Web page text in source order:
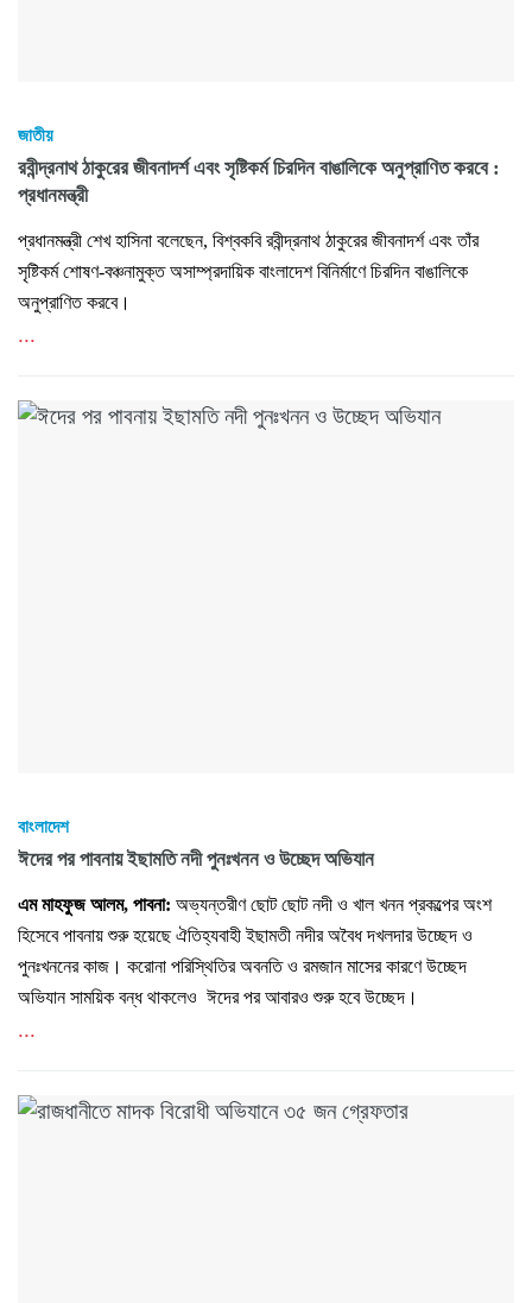
জাতীয়
রবীন্দ্রনাথ ঠাকুরের জীবনাদর্শ এবং সৃষ্টিকর্ম চিরদিন বাঙালিকে অনুপ্রাণিত করবে :
প্রধানমন্ত্রী
প্রধানমন্ত্রী শেখ হাসিনা বলেছেন, বিশ্বকবি রবীন্দ্রনাথ ঠাকুরের জীবনাদর্শ এবং তাঁর
সৃষ্টিকর্ম শোষণ-বঞ্চনামুক্ত অসাম্প্রদায়িক বাংলাদেশ বিনির্মাণে চিরদিন বাঙালিকে
অনুপ্রাণিত করবে।
...
বাংলাদেশ
ঈদের পর পাবনায় ইছামতি নদী পুনঃখনন ও উচ্ছেদ অভিযান
এম মাহফুজ আলম, পাবনা: অভ্যন্তরীণ ছোট ছোট নদী ও খাল খনন প্রকল্পের অংশ
হিসেবে পাবনায় শুরু হয়েছে ঐতিহ্যবাহী ইছামতী নদীর অবৈধ দখলদার উচ্ছেদ ও
পুনঃখননের কাজ। করোনা পরিস্থিতির অবনতি ও রমজান মাসের কারণে উচ্ছেদ
অভিযান সাময়িক বন্ধ থাকলেও ঈদের পর আবারও শুরু হবে উচ্ছেদ।
...